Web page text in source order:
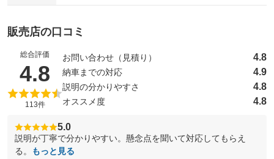
販売店の口コミ
総合評価
4.8 （5点満点中）
113件
お問い合わせ（見積り） 4.8
納車までの対応 4.9
説明の分かりやすさ 4.8
オススメ度 4.8
5.0
説明が丁寧で分かりやすい。懸念点を聞いて対応してもらえ
る。
もっと見る